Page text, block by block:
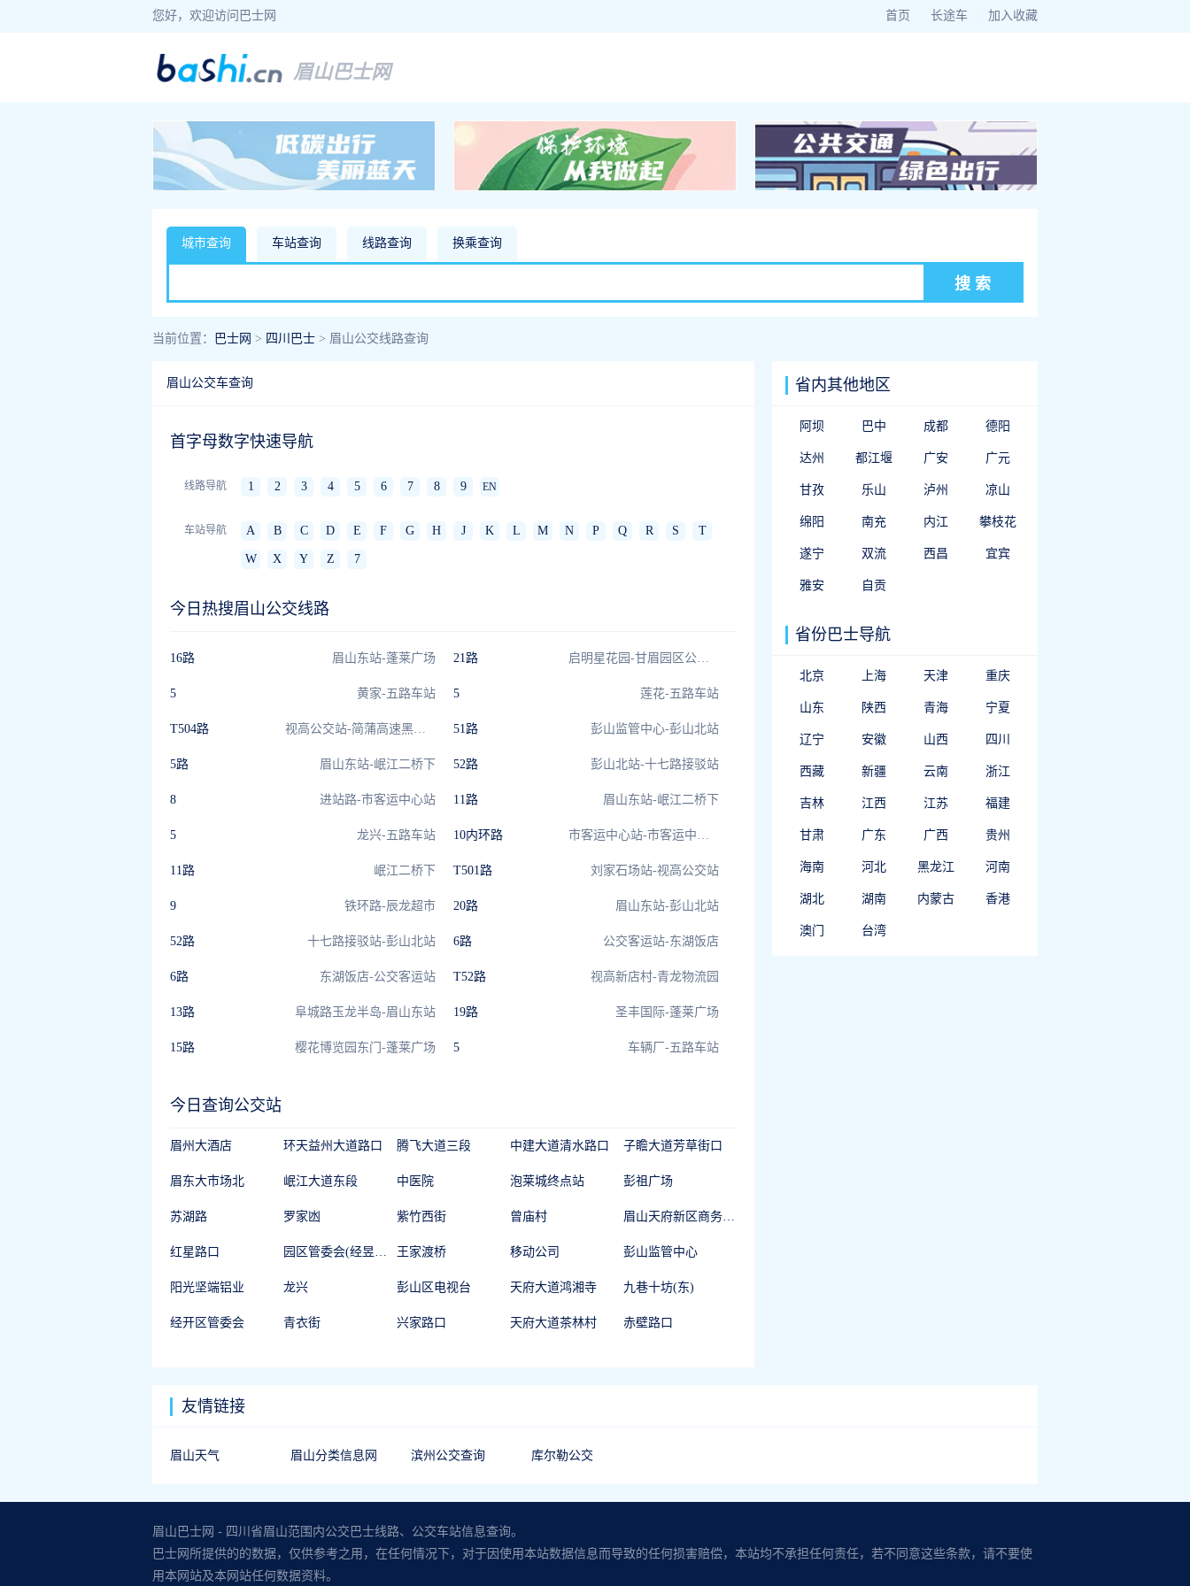
您好，欢迎访问巴士网 首页 长途车 加入收藏
眉山巴士网
城市查询 车站查询 线路查询 换乘查询
当前位置： 巴士网 > 四川巴士 > 眉山公交线路查询
眉山公交车查询
首字母数字快速导航
线路导航 1 2 3 4 5 6 7 8 9 EN
车站导航 A B C D E F G H J K L M N P Q R S T
W X Y Z 7
今日热搜眉山公交线路
16路 眉山东站-蓬莱广场 21路 启明星花园-甘眉园区公交首末站
5 黄家-五路车站 5 莲花-五路车站
T504路 视高公交站-简蒲高速黑龙潭站 51路 彭山监管中心-彭山北站
5路 眉山东站-岷江二桥下 52路 彭山北站-十七路接驳站
8 进站路-市客运中心站 11路 眉山东站-岷江二桥下
5 龙兴-五路车站 10内环路 市客运中心站-市客运中心站
11路 岷江二桥下 T501路 刘家石场站-视高公交站
9 铁环路-辰龙超市 20路 眉山东站-彭山北站
52路 十七路接驳站-彭山北站 6路 公交客运站-东湖饭店
6路 东湖饭店-公交客运站 T52路 视高新店村-青龙物流园
13路 阜城路玉龙半岛-眉山东站 19路 圣丰国际-蓬莱广场
15路 樱花博览园东门-蓬莱广场 5 车辆厂-五路车站
今日查询公交站
眉州大酒店 环天益州大道路口 腾飞大道三段 中建大道清水路口 子瞻大道芳草街口
眉东大市场北 岷江大道东段 中医院 泡莱城终点站 彭祖广场
苏湖路 罗家凼 紫竹西街 曾庙村 眉山天府新区商务会展中心
红星路口 园区管委会(经昱辉路) 王家渡桥 移动公司 彭山监管中心
阳光坚端铝业 龙兴 彭山区电视台 天府大道鸿湘寺 九巷十坊(东)
经开区管委会 青衣街 兴家路口 天府大道茶林村 赤壁路口
省内其他地区
阿坝 巴中 成都 德阳
达州 都江堰 广安 广元
甘孜 乐山 泸州 凉山
绵阳 南充 内江 攀枝花
遂宁 双流 西昌 宜宾
雅安 自贡
省份巴士导航
北京 上海 天津 重庆
山东 陕西 青海 宁夏
辽宁 安徽 山西 四川
西藏 新疆 云南 浙江
吉林 江西 江苏 福建
甘肃 广东 广西 贵州
海南 河北 黑龙江 河南
湖北 湖南 内蒙古 香港
澳门 台湾
友情链接
眉山天气 眉山分类信息网 滨州公交查询 库尔勒公交
眉山巴士网 - 四川省眉山范围内公交巴士线路、公交车站信息查询。
巴士网所提供的的数据，仅供参考之用，在任何情况下，对于因使用本站数据信息而导致的任何损害赔偿，本站均不承担任何责任，若不同意这些条款，请不要使
用本网站及本网站任何数据资料。